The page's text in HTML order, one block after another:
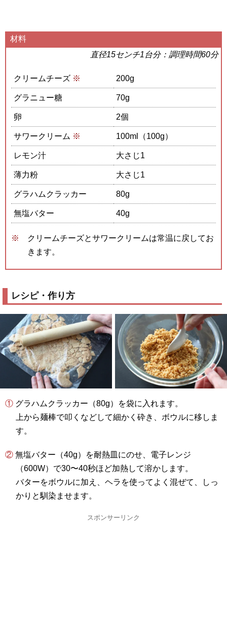
材料
直径15センチ1台分：調理時間60分
クリームチーズ ※ 200g
グラニュー糖 70g
卵 2個
サワークリーム ※ 100ml（100g）
レモン汁 大さじ1
薄力粉 大さじ1
グラハムクラッカー 80g
無塩バター 40g
クリームチーズとサワークリームは常温に戻してお
きます。
レシピ・作り方
① グラハムクラッカー（80g）を袋に入れます。
上から麺棒で叩くなどして細かく砕き、ボウルに移しま
す。
② 無塩バター（40g）を耐熱皿にのせ、電子レンジ
（600W）で30〜40秒ほど加熱して溶かします。
バターをボウルに加え、ヘラを使ってよく混ぜて、しっ
かりと馴染ませます。
スポンサーリンク